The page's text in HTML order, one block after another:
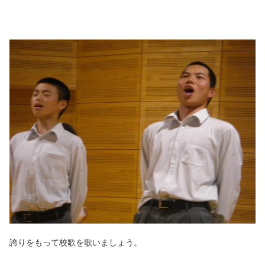
誇りをもって校歌を歌いましょう。